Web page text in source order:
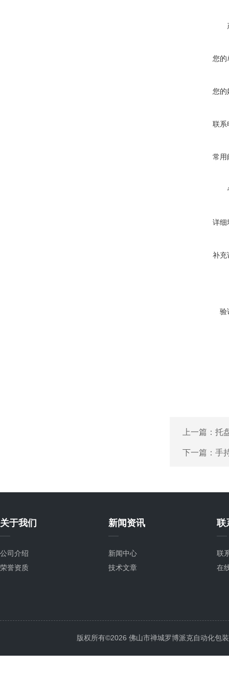
您的
您的
联系
常用
详细
补充
验
上一篇： 托
下一篇： 手
关于我们
公司介绍
荣誉资质
新闻资讯
新闻中心
技术文章
联
联
在
版权所有©2026 佛山市禅城罗博派克自动化